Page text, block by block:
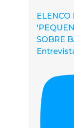
ELENCO
SOBRE